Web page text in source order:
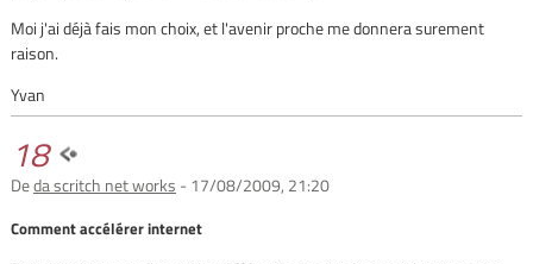
Moi j'ai déjà fais mon choix, et l'avenir proche me donnera surement
raison.
Yvan
18
Deda scritch net works - 17/08/2009, 21:20
Comment accélérer internet